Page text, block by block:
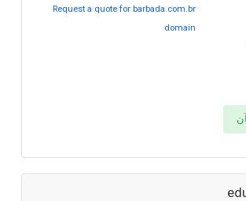
Request a quote for barbada.com.br
domain